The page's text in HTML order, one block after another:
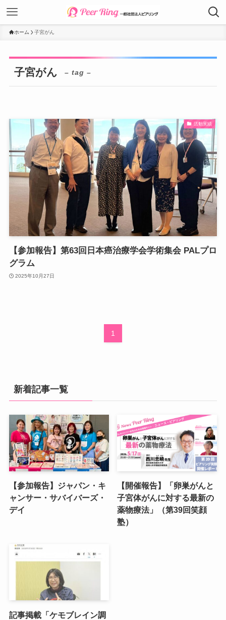
ホーム 子宮がん
子宮がん – tag –
活動実績
【参加報告】第63回日本癌治療学会学術集会 PALプロ
グラム
2025年10月27日
1
新着記事一覧
【参加報告】ジャパン・キ
ャンサー・サバイバーズ・
デイ
【開催報告】「卵巣がんと
子宮体がんに対する最新の
薬物療法」（第39回笑顔
塾）
記事掲載「ケモブレイン調